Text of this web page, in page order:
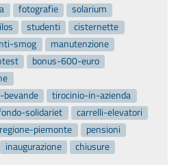
fotografie
solarium
studenti
cisternette
smog
manutenzione
bonus-600-euro
tirocinio-in-azienda
solidariet
carrelli-elevatori
piemonte
pensioni
inaugurazione
chiusure